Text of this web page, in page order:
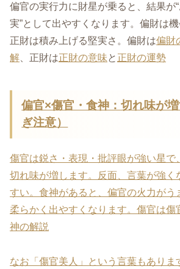
偏官の実行力に財星が乗ると、結果が
実”として出やすくなります。偏財は機
正財は積み上げる堅実さ。偏財は偏財
解 、正財は正財の意味と 正財の運勢
偏官×傷官・食神：切れ味が
ぎ注意）
傷官は鋭さ・表現・批評眼が強い星で
切れ味が増します。反面、言葉が強く
すい。食神があると、偏官の火力がう
柔らかく出やすくなります。傷官は傷
神の解説
なお「傷官美人」という言葉もありま